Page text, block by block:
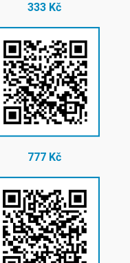
333 Kč
777 Kč